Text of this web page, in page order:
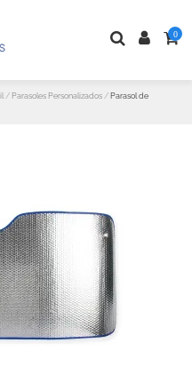
0
Parasoles Personalizados
Parasol de